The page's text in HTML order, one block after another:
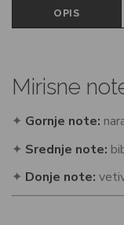
OPIS
Mirisne
✦ Gornje note:
✦ Srednje note:
✦ Donje note: